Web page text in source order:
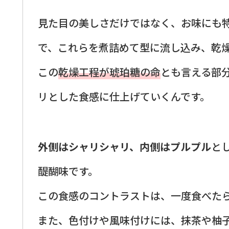
見た目の美しさだけではなく、お味に
で、これらを煮詰めて型に流し込み、乾
この乾燥工程が琥珀糖の命とも言える部
リとした食感に仕上げていくんです。
外側はシャリシャリ、内側はプルプルと
醍醐味です。
この食感のコントラストは、一度食べ
また、色付けや風味付けには、抹茶や